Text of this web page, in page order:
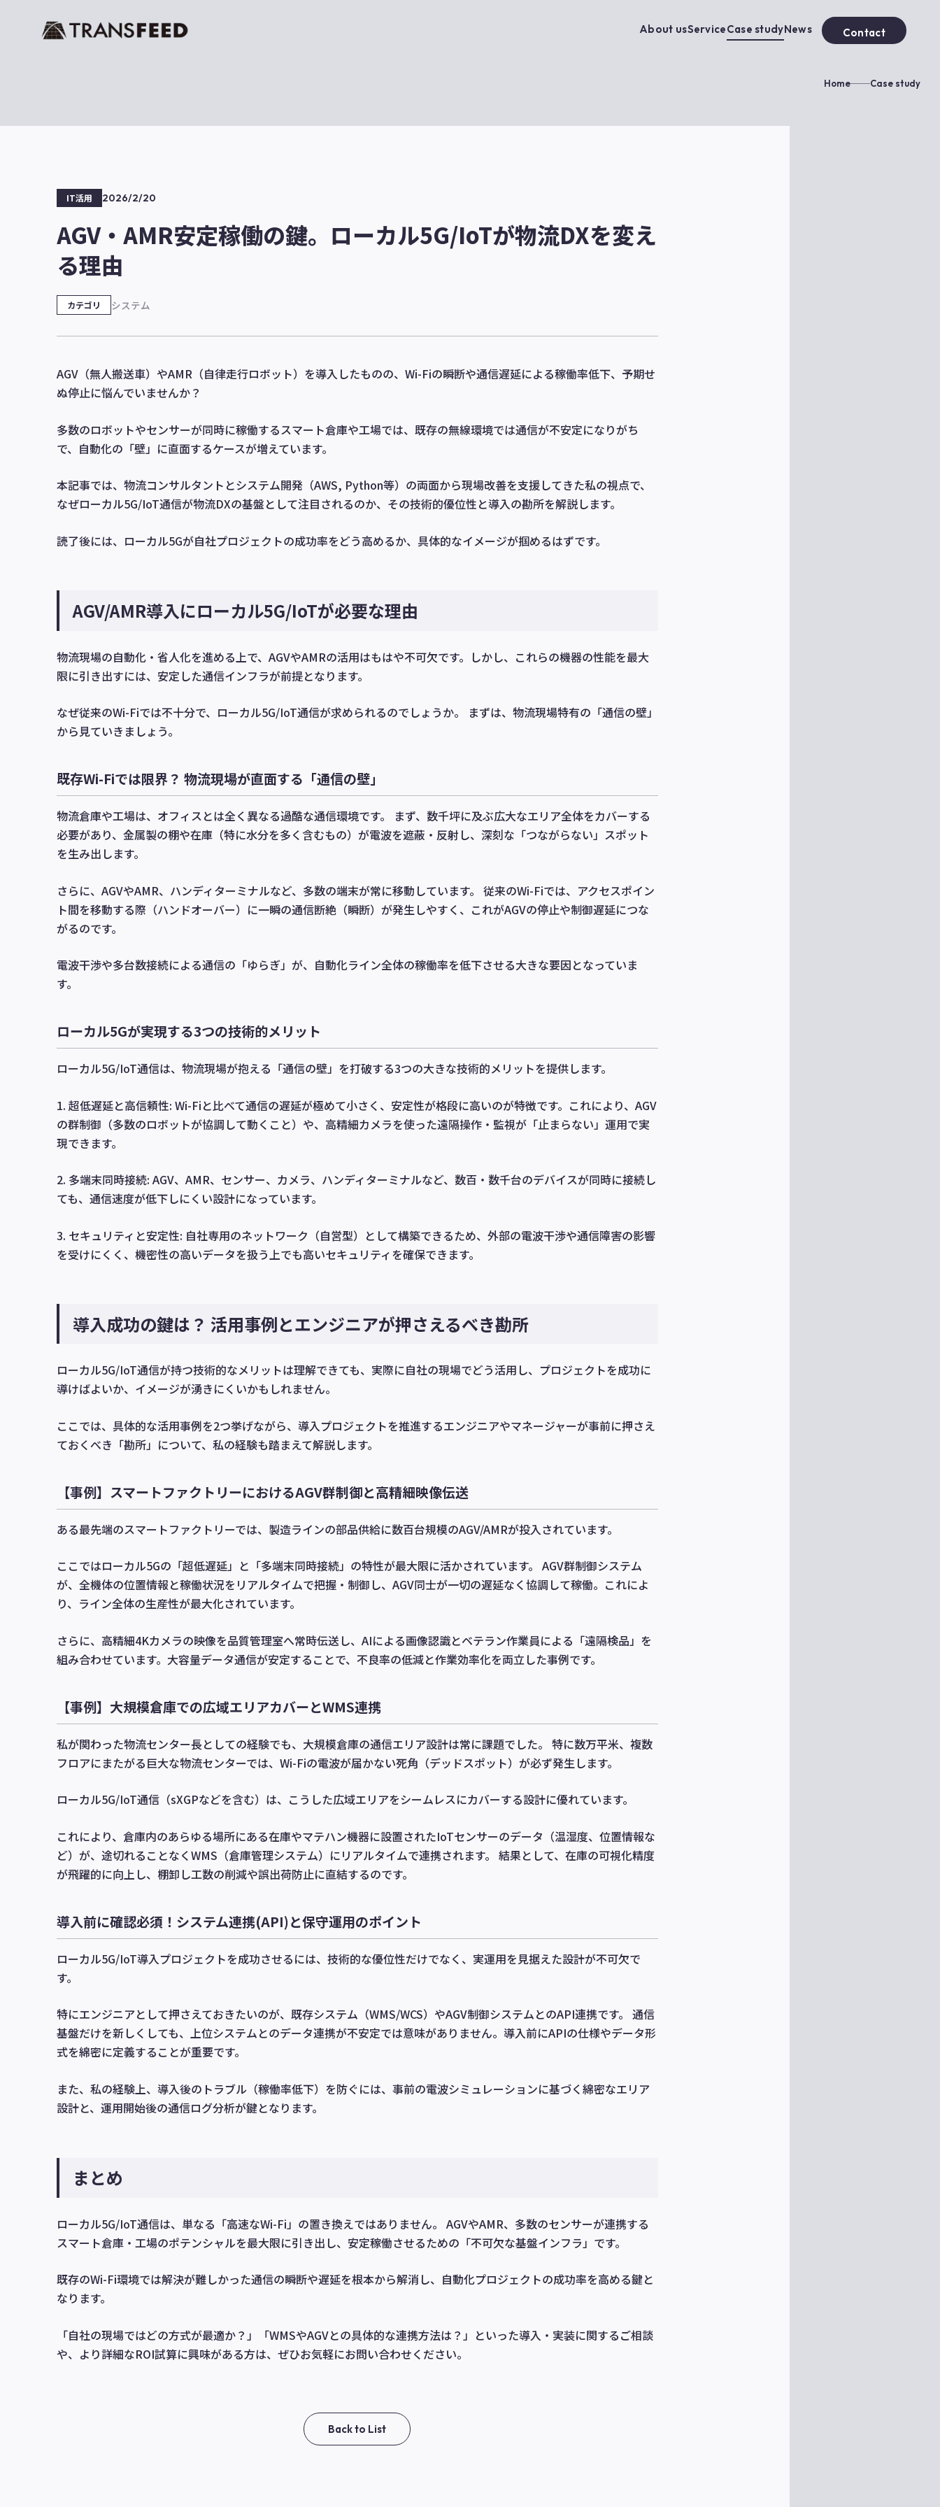
About usServiceCase studyNews Contact
Home Case study
IT活用 2026/2/20
AGV・AMR安定稼働の鍵。ローカル5G/IoTが物流DXを変え
る理由
カテゴリ システム
AGV（無人搬送車）やAMR（自律走行ロボット）を導入したものの、Wi-Fiの瞬断や通信遅延による稼働率低下、予期せ
ぬ停止に悩んでいませんか？
多数のロボットやセンサーが同時に稼働するスマート倉庫や工場では、既存の無線環境では通信が不安定になりがち
で、自動化の「壁」に直面するケースが増えています。
本記事では、物流コンサルタントとシステム開発（AWS, Python等）の両面から現場改善を支援してきた私の視点で、
なぜローカル5G/IoT通信が物流DXの基盤として注目されるのか、その技術的優位性と導入の勘所を解説します。
読了後には、ローカル5Gが自社プロジェクトの成功率をどう高めるか、具体的なイメージが掴めるはずです。
AGV/AMR導入にローカル5G/IoTが必要な理由
物流現場の自動化・省人化を進める上で、AGVやAMRの活用はもはや不可欠です。しかし、これらの機器の性能を最大
限に引き出すには、安定した通信インフラが前提となります。
なぜ従来のWi-Fiでは不十分で、ローカル5G/IoT通信が求められるのでしょうか。 まずは、物流現場特有の「通信の壁」
から見ていきましょう。
既存Wi-Fiでは限界？ 物流現場が直面する「通信の壁」
物流倉庫や工場は、オフィスとは全く異なる過酷な通信環境です。 まず、数千坪に及ぶ広大なエリア全体をカバーする
必要があり、金属製の棚や在庫（特に水分を多く含むもの）が電波を遮蔽・反射し、深刻な「つながらない」スポット
を生み出します。
さらに、AGVやAMR、ハンディターミナルなど、多数の端末が常に移動しています。 従来のWi-Fiでは、アクセスポイン
ト間を移動する際（ハンドオーバー）に一瞬の通信断絶（瞬断）が発生しやすく、これがAGVの停止や制御遅延につな
がるのです。
電波干渉や多台数接続による通信の「ゆらぎ」が、自動化ライン全体の稼働率を低下させる大きな要因となっていま
す。
ローカル5Gが実現する3つの技術的メリット
ローカル5G/IoT通信は、物流現場が抱える「通信の壁」を打破する3つの大きな技術的メリットを提供します。
1. 超低遅延と高信頼性: Wi-Fiと比べて通信の遅延が極めて小さく、安定性が格段に高いのが特徴です。これにより、AGV
の群制御（多数のロボットが協調して動くこと）や、高精細カメラを使った遠隔操作・監視が「止まらない」運用で実
現できます。
2. 多端末同時接続: AGV、AMR、センサー、カメラ、ハンディターミナルなど、数百・数千台のデバイスが同時に接続し
ても、通信速度が低下しにくい設計になっています。
3. セキュリティと安定性: 自社専用のネットワーク（自営型）として構築できるため、外部の電波干渉や通信障害の影響
を受けにくく、機密性の高いデータを扱う上でも高いセキュリティを確保できます。
導入成功の鍵は？ 活用事例とエンジニアが押さえるべき勘所
ローカル5G/IoT通信が持つ技術的なメリットは理解できても、実際に自社の現場でどう活用し、プロジェクトを成功に
導けばよいか、イメージが湧きにくいかもしれません。
ここでは、具体的な活用事例を2つ挙げながら、導入プロジェクトを推進するエンジニアやマネージャーが事前に押さえ
ておくべき「勘所」について、私の経験も踏まえて解説します。
【事例】スマートファクトリーにおけるAGV群制御と高精細映像伝送
ある最先端のスマートファクトリーでは、製造ラインの部品供給に数百台規模のAGV/AMRが投入されています。
ここではローカル5Gの「超低遅延」と「多端末同時接続」の特性が最大限に活かされています。 AGV群制御システム
が、全機体の位置情報と稼働状況をリアルタイムで把握・制御し、AGV同士が一切の遅延なく協調して稼働。これによ
り、ライン全体の生産性が最大化されています。
さらに、高精細4Kカメラの映像を品質管理室へ常時伝送し、AIによる画像認識とベテラン作業員による「遠隔検品」を
組み合わせています。大容量データ通信が安定することで、不良率の低減と作業効率化を両立した事例です。
【事例】大規模倉庫での広域エリアカバーとWMS連携
私が関わった物流センター長としての経験でも、大規模倉庫の通信エリア設計は常に課題でした。 特に数万平米、複数
フロアにまたがる巨大な物流センターでは、Wi-Fiの電波が届かない死角（デッドスポット）が必ず発生します。
ローカル5G/IoT通信（sXGPなどを含む）は、こうした広域エリアをシームレスにカバーする設計に優れています。
これにより、倉庫内のあらゆる場所にある在庫やマテハン機器に設置されたIoTセンサーのデータ（温湿度、位置情報な
ど）が、途切れることなくWMS（倉庫管理システム）にリアルタイムで連携されます。 結果として、在庫の可視化精度
が飛躍的に向上し、棚卸し工数の削減や誤出荷防止に直結するのです。
導入前に確認必須！システム連携(API)と保守運用のポイント
ローカル5G/IoT導入プロジェクトを成功させるには、技術的な優位性だけでなく、実運用を見据えた設計が不可欠で
す。
特にエンジニアとして押さえておきたいのが、既存システム（WMS/WCS）やAGV制御システムとのAPI連携です。 通信
基盤だけを新しくしても、上位システムとのデータ連携が不安定では意味がありません。導入前にAPIの仕様やデータ形
式を綿密に定義することが重要です。
また、私の経験上、導入後のトラブル（稼働率低下）を防ぐには、事前の電波シミュレーションに基づく綿密なエリア
設計と、運用開始後の通信ログ分析が鍵となります。
まとめ
ローカル5G/IoT通信は、単なる「高速なWi-Fi」の置き換えではありません。 AGVやAMR、多数のセンサーが連携する
スマート倉庫・工場のポテンシャルを最大限に引き出し、安定稼働させるための「不可欠な基盤インフラ」です。
既存のWi-Fi環境では解決が難しかった通信の瞬断や遅延を根本から解消し、自動化プロジェクトの成功率を高める鍵と
なります。
「自社の現場ではどの方式が最適か？」「WMSやAGVとの具体的な連携方法は？」といった導入・実装に関するご相談
や、より詳細なROI試算に興味がある方は、ぜひお気軽にお問い合わせください。
Back to List